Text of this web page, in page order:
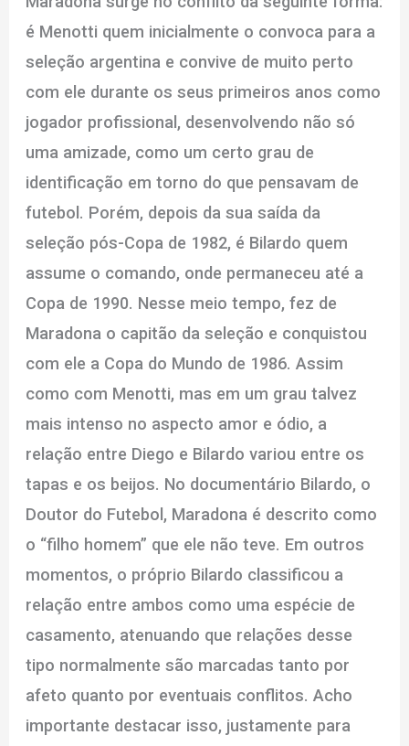
é Menotti quem inicialmente o convoca para a
seleção argentina e convive de muito perto
com ele durante os seus primeiros anos como
jogador profissional, desenvolvendo não só
uma amizade, como um certo grau de
identificação em torno do que pensavam de
futebol. Porém, depois da sua saída da
seleção pós-Copa de 1982, é Bilardo quem
assume o comando, onde permaneceu até a
Copa de 1990. Nesse meio tempo, fez de
Maradona o capitão da seleção e conquistou
com ele a Copa do Mundo de 1986. Assim
como com Menotti, mas em um grau talvez
mais intenso no aspecto amor e ódio, a
relação entre Diego e Bilardo variou entre os
tapas e os beijos. No documentário Bilardo, o
Doutor do Futebol, Maradona é descrito como
o “filho homem” que ele não teve. Em outros
momentos, o próprio Bilardo classificou a
relação entre ambos como uma espécie de
casamento, atenuando que relações desse
tipo normalmente são marcadas tanto por
afeto quanto por eventuais conflitos. Acho
importante destacar isso, justamente para